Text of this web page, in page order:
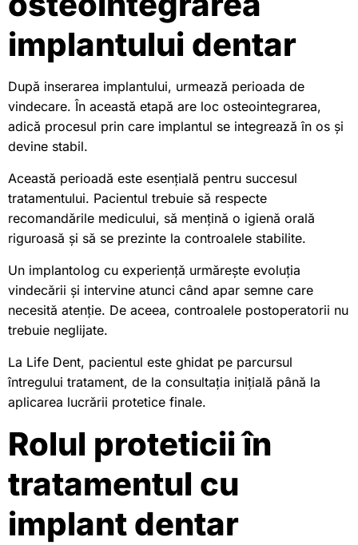
implantului dentar
După inserarea implantului, urmează perioada de
vindecare. În această etapă are loc osteointegrarea,
adică procesul prin care implantul se integrează în os și
devine stabil.
Această perioadă este esențială pentru succesul
tratamentului. Pacientul trebuie să respecte
recomandările medicului, să mențină o igienă orală
riguroasă și să se prezinte la controalele stabilite.
Un implantolog cu experiență urmărește evoluția
vindecării și intervine atunci când apar semne care
necesită atenție. De aceea, controalele postoperatorii nu
trebuie neglijate.
La Life Dent, pacientul este ghidat pe parcursul
întregului tratament, de la consultația inițială până la
aplicarea lucrării protetice finale.
Rolul proteticii în
tratamentul cu
implant dentar